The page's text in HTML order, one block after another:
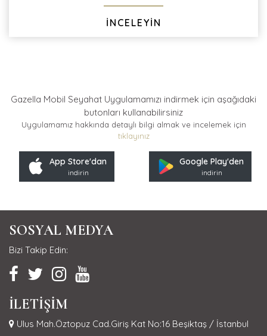
İNCELEYİN
Gazella Mobil Seyahat Uygulamamızı indirmek için aşağıdaki
butonları kullanabilirsiniz
Uygulamamız hakkında detaylı bilgi almak ve incelemek için
tıklayınız
App Store'dan
indirin
Google Play'den
indirin
SOSYAL MEDYA
Bizi Takip Edin:
İLETİŞİM
Ulus Mah.Öztopuz Cad.Giriş Kat No:16 Beşiktaş / İstanbul